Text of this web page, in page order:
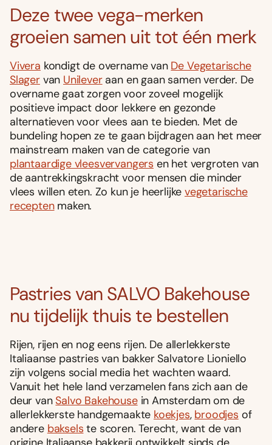
Deze twee vega-merken
groeien samen uit tot één merk
Vivera kondigt de overname van De Vegetarische
Slagervan Unileveraan en gaan samen verder. De
overname gaat zorgen voor zoveel mogelijk
positieve impact door lekkere en gezonde
alternatieven voor vlees aan te bieden. Met de
bundeling hopen ze te gaan bijdragen aan het meer
mainstream maken van de categorie van
plantaardige vleesvervangers en het vergroten van
de aantrekkingskracht voor mensen die minder
vlees willen eten. Zo kun je heerlijke vegetarische
receptenmaken.
Pastries van SALVO Bakehouse
nu tijdelijk thuis te bestellen
Rijen, rijen en nog eens rijen. De allerlekkerste
Italiaanse pastries van bakker Salvatore Lioniello
zijn volgens social media het wachten waard.
Vanuit het hele land verzamelen fans zich aan de
deur vanSalvo Bakehousein Amsterdam om de
allerlekkerste handgemaakte koekjes, broodjes of
andere baksels te scoren. Terecht, want de van